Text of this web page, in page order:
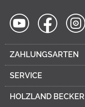
ZAHLUNGSARTEN
SERVICE
HOLZLAND BECKER